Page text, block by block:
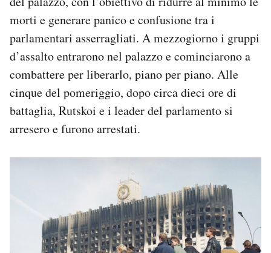
morti e generare panico e confusione tra i
parlamentari asserragliati. A mezzogiorno i gruppi
d’assalto entrarono nel palazzo e cominciarono a
combattere per liberarlo, piano per piano. Alle
cinque del pomeriggio, dopo circa dieci ore di
battaglia, Rutskoi e i leader del parlamento si
arresero e furono arrestati.